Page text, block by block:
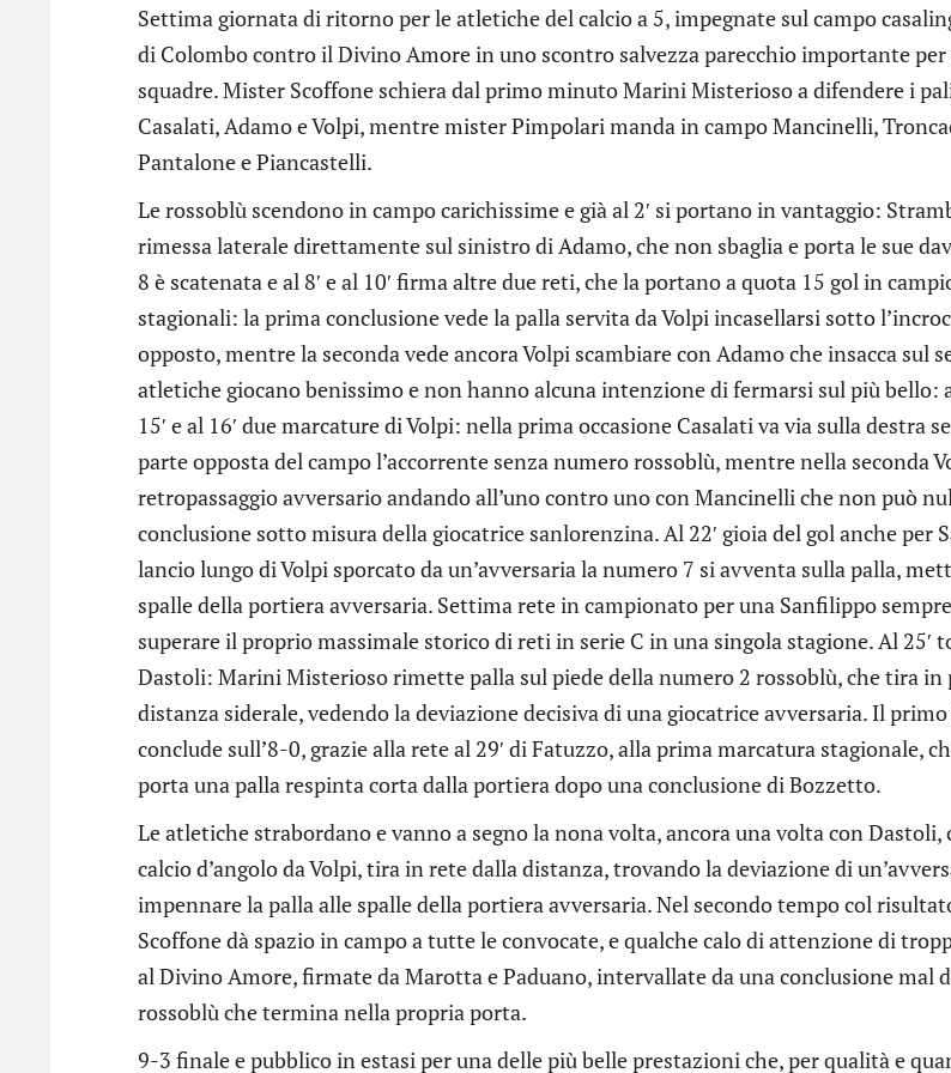
Settima giornata di ritorno per le atletiche del calcio a 5, impegnate sul campo
di Colombo contro il Divino Amore in uno scontro salvezza parecchio importante
squadre. Mister Scoffone schiera dal primo minuto Marini Misterioso a difendere i
Casalati, Adamo e Volpi, mentre mister Pimpolari manda in campo Mancinelli,
Pantalone e Piancastelli.
Le rossoblù scendono in campo carichissime e già al 2′ si portano in vantaggio:
rimessa laterale direttamente sul sinistro di Adamo, che non sbaglia e porta le sue
8 è scatenata e al 8′ e al 10′ firma altre due reti, che la portano a quota 15 gol in
stagionali: la prima conclusione vede la palla servita da Volpi incasellarsi sotto
opposto, mentre la seconda vede ancora Volpi scambiare con Adamo che insacca sul
atletiche giocano benissimo e non hanno alcuna intenzione di fermarsi sul più bello:
15′ e al 16′ due marcature di Volpi: nella prima occasione Casalati va via sulla destra
parte opposta del campo l’accorrente senza numero rossoblù, mentre nella seconda
retropassaggio avversario andando all’uno contro uno con Mancinelli che non può
conclusione sotto misura della giocatrice sanlorenzina. Al 22′ gioia del gol anche per
lancio lungo di Volpi sporcato da un’avversaria la numero 7 si avventa sulla palla,
spalle della portiera avversaria. Settima rete in campionato per una Sanfilippo
superare il proprio massimale storico di reti in serie C in una singola stagione. Al 25′
Dastoli: Marini Misterioso rimette palla sul piede della numero 2 rossoblù, che tira in
distanza siderale, vedendo la deviazione decisiva di una giocatrice avversaria. Il
conclude sull’8-0, grazie alla rete al 29′ di Fatuzzo, alla prima marcatura stagionale,
porta una palla respinta corta dalla portiera dopo una conclusione di Bozzetto.
Le atletiche strabordano e vanno a segno la nona volta, ancora una volta con Dastoli,
calcio d’angolo da Volpi, tira in rete dalla distanza, trovando la deviazione di
impennare la palla alle spalle della portiera avversaria. Nel secondo tempo col
Scoffone dà spazio in campo a tutte le convocate, e qualche calo di attenzione di
al Divino Amore, firmate da Marotta e Paduano, intervallate da una conclusione mal
rossoblù che termina nella propria porta.
9-3 finale e pubblico in estasi per una delle più belle prestazioni che, per qualità e